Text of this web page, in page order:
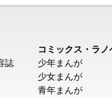
誌
コミックス・ラノ
少年まんが
少女まんが
青年まんが